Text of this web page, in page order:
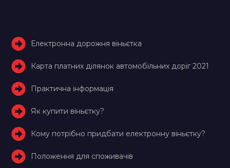
Електронна дорожня віньєтка
Карта платних ділянок автомобільних доріг 2021
Практична інформація
Як купити віньєтку?
Кому потрібно придбати електронну віньєтку?
Положення для споживачів